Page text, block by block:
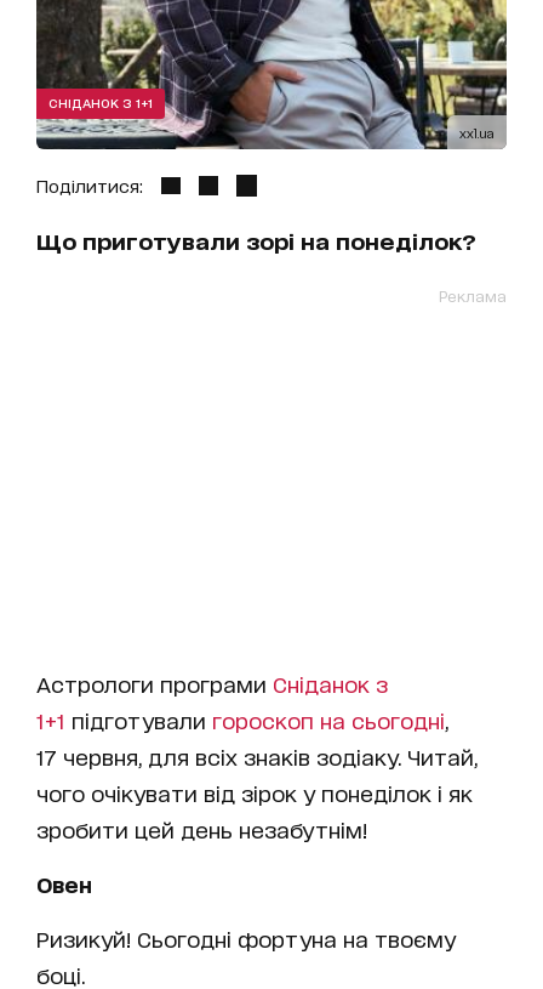
xxl.ua
СНІДАНОК З 1+1
Поділитися:
Що приготували зорі на понеділок?
Реклама
Астрологи програми Сніданок з
1+1 підготували гороскоп на cьогодні
17 червня, для всіх знаків зодіаку. Читай,
чого очікувати від зірок у понеділок і як
зробити цей день незабутнім!
Овен
Ризикуй! Сьогодні фортуна на твоєму
боці.